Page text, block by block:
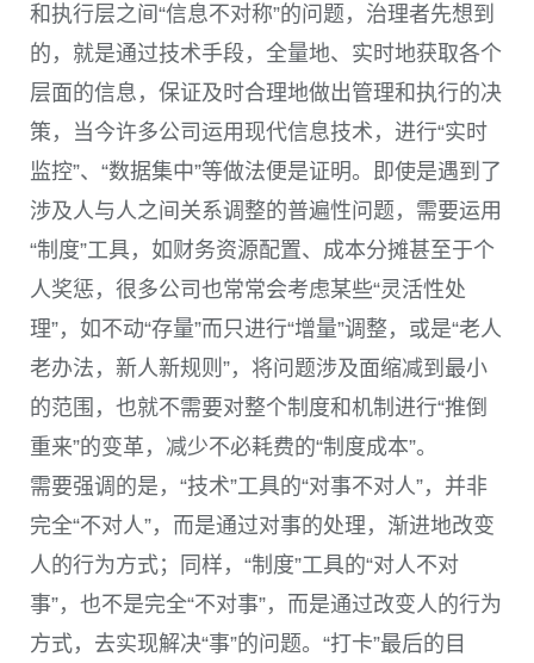
和执行层之间“信息不对称”的问题，治理者先想到
的，就是通过技术手段，全量地、实时地获取各个
层面的信息，保证及时合理地做出管理和执行的决
策，当今许多公司运用现代信息技术，进行“实时
监控”、“数据集中”等做法便是证明。即使是遇到了
涉及人与人之间关系调整的普遍性问题，需要运用
“制度”工具，如财务资源配置、成本分摊甚至于个
人奖惩，很多公司也常常会考虑某些“灵活性处
理”，如不动“存量”而只进行“增量”调整，或是“老人
老办法，新人新规则”，将问题涉及面缩减到最小
的范围，也就不需要对整个制度和机制进行“推倒
重来”的变革，减少不必耗费的“制度成本”。
需要强调的是，“技术”工具的“对事不对人”，并非
完全“不对人”，而是通过对事的处理，渐进地改变
人的行为方式；同样，“制度”工具的“对人不对
事”，也不是完全“不对事”，而是通过改变人的行为
方式，去实现解决“事”的问题。“打卡”最后的目